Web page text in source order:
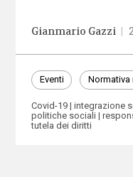
Gianmario Gazzi
Eventi Normativa
Covid-19
integrazione
politiche sociali
tutela dei diritti